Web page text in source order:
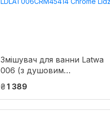
Змішувач для ванни Latwa
006 (з душовим
гарнітуром) (k35)
LDLAT006CRM45414
Chrome Lidz
₴1 389